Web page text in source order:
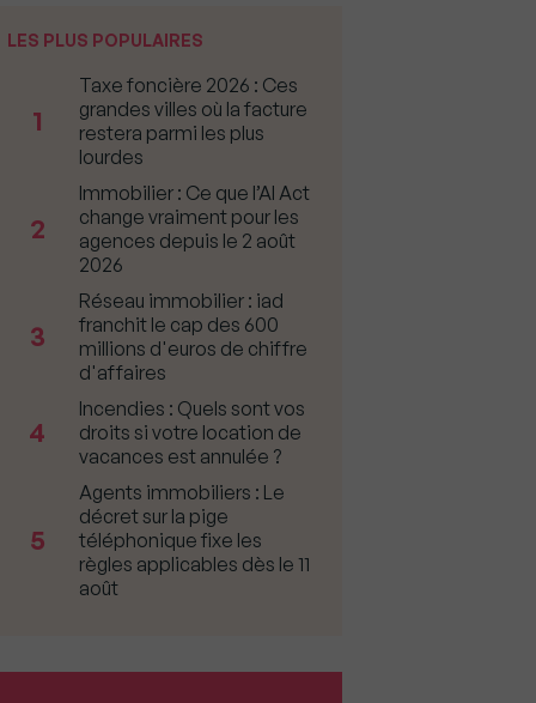
LES PLUS POPULAIRES
1
Taxe foncière 2026 : Ces
grandes villes où la facture
restera parmi les plus
lourdes
2
Immobilier : Ce que l’AI Act
change vraiment pour les
agences depuis le 2 août
2026
3
Réseau immobilier : iad
franchit le cap des 600
millions d'euros de chiffre
d'affaires
4
Incendies : Quels sont vos
droits si votre location de
vacances est annulée ?
5
Agents immobiliers : Le
décret sur la pige
téléphonique fixe les
règles applicables dès le 11
août